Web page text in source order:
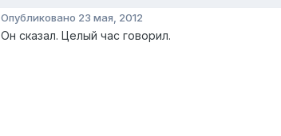
Опубликовано 23 мая, 2012
Он сказал. Целый час говорил.